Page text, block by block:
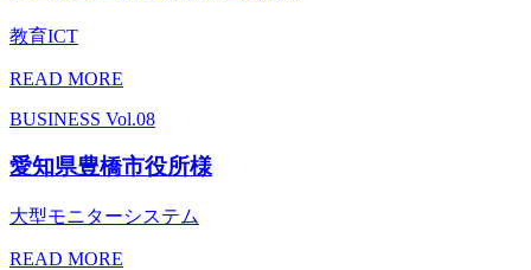
教育ICT
READ MORE
BUSINESS Vol.08
愛知県豊橋市役所様
大型モニターシステム
READ MORE